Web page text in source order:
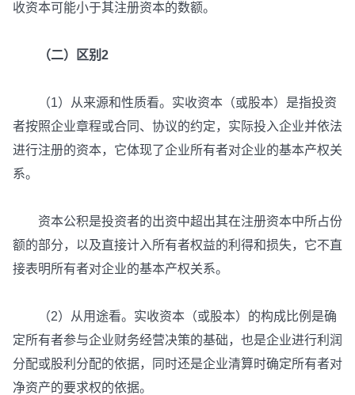
收资本可能小于其注册资本的数额。
（二）区别2
（1）从来源和性质看。实收资本（或股本）是指投资
者按照企业章程或合同、协议的约定，实际投入企业并依法
进行注册的资本，它体现了企业所有者对企业的基本产权关
系。
资本公积是投资者的出资中超出其在注册资本中所占份
额的部分，以及直接计入所有者权益的利得和损失，它不直
接表明所有者对企业的基本产权关系。
（2）从用途看。实收资本（或股本）的构成比例是确
定所有者参与企业财务经营决策的基础，也是企业进行利润
分配或股利分配的依据，同时还是企业清算时确定所有者对
净资产的要求权的依据。